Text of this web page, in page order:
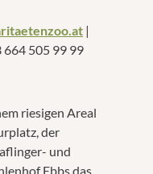
|
664 505 99 99
riesigen Areal
der
und
Ebbs das